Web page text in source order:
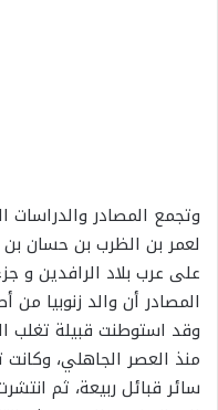
وتجمع المصادر والدراسات
لعمر بن الظرب بن حسان
على عرب بلاد الرافدين
المصادر أن والد زنوبيا
وقد استوطنت قبيلة تغلب
منذ العصر الجاهلي،
سائر قبائل ربيعة، ثم